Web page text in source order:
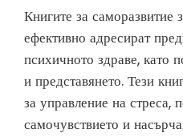
Книгите за саморазвитие
ефективно адресират
психичното здраве, като
и представянето. Тези
за управление на стреса,
самочувствието и